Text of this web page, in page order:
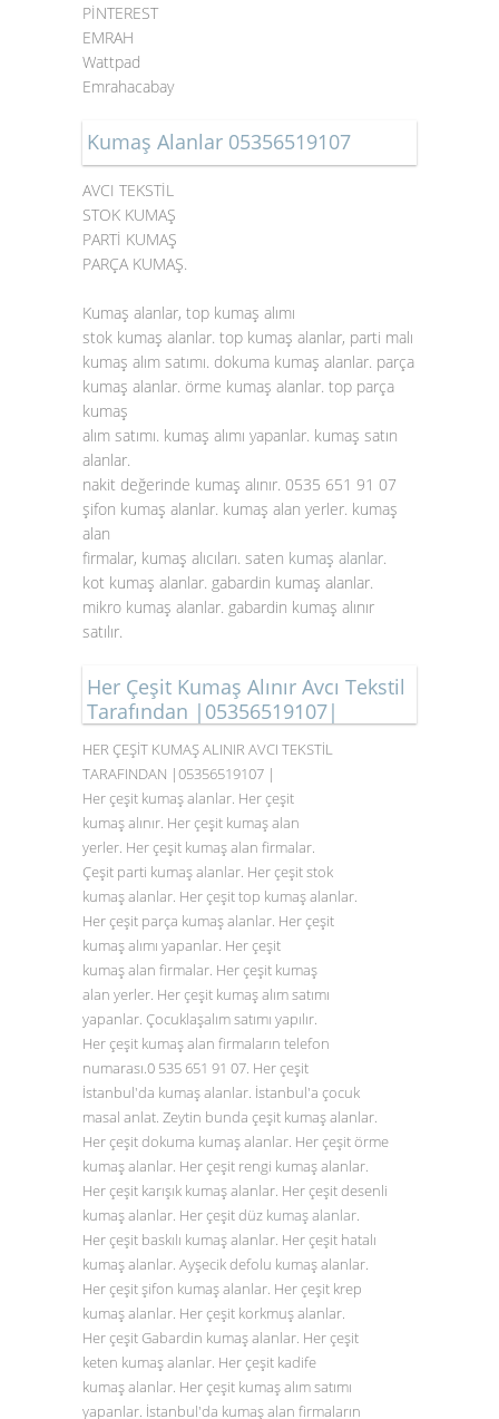
PİNTEREST
EMRAH
Wattpad
Emrahacabay
Kumaş Alanlar 05356519107
AVCI TEKSTİL
STOK KUMAŞ
PARTİ KUMAŞ
PARÇA KUMAŞ.
Kumaş alanlar, top kumaş alımı
stok kumaş alanlar. top kumaş alanlar, parti malı
kumaş alım satımı. dokuma kumaş alanlar. parça
kumaş alanlar. örme kumaş alanlar. top parça
kumaş
alım satımı. kumaş alımı yapanlar. kumaş satın
alanlar.
nakit değerinde kumaş alınır. 0535 651 91 07
şifon kumaş alanlar. kumaş alan yerler. kumaş
alan
firmalar, kumaş alıcıları. saten kumaş alanlar.
kot kumaş alanlar. gabardin kumaş alanlar.
mikro kumaş alanlar. gabardin kumaş alınır
satılır.
Her Çeşit Kumaş Alınır Avcı Tekstil
Tarafından |05356519107|
HER ÇEŞİT KUMAŞ ALINIR AVCI TEKSTİL
TARAFINDAN |05356519107 |
Her çeşit kumaş alanlar. Her çeşit
kumaş alınır. Her çeşit kumaş alan
yerler. Her çeşit kumaş alan firmalar.
Çeşit parti kumaş alanlar. Her çeşit stok
kumaş alanlar. Her çeşit top kumaş alanlar.
Her çeşit parça kumaş alanlar. Her çeşit
kumaş alımı yapanlar. Her çeşit
kumaş alan firmalar. Her çeşit kumaş
alan yerler. Her çeşit kumaş alım satımı
yapanlar. Çocuklaşalım satımı yapılır.
Her çeşit kumaş alan firmaların telefon
numarası.0 535 651 91 07. Her çeşit
İstanbul'da kumaş alanlar. İstanbul'a çocuk
masal anlat. Zeytin bunda çeşit kumaş alanlar.
Her çeşit dokuma kumaş alanlar. Her çeşit örme
kumaş alanlar. Her çeşit rengi kumaş alanlar.
Her çeşit karışık kumaş alanlar. Her çeşit desenli
kumaş alanlar. Her çeşit düz kumaş alanlar.
Her çeşit baskılı kumaş alanlar. Her çeşit hatalı
kumaş alanlar. Ayşecik defolu kumaş alanlar.
Her çeşit şifon kumaş alanlar. Her çeşit krep
kumaş alanlar. Her çeşit korkmuş alanlar.
Her çeşit Gabardin kumaş alanlar. Her çeşit
keten kumaş alanlar. Her çeşit kadife
kumaş alanlar. Her çeşit kumaş alım satımı
yapanlar. İstanbul'da kumaş alan firmaların